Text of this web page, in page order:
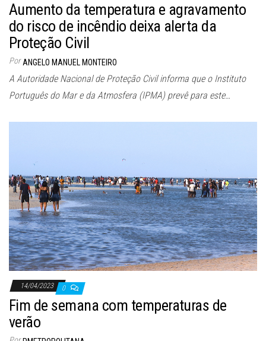
Aumento da temperatura e agravamento
do risco de incêndio deixa alerta da
Proteção Civil
Por ANGELO MANUEL MONTEIRO
A Autoridade Nacional de Proteção Civil informa que o Instituto
Português do Mar e da Atmosfera (IPMA) prevê para este…
14/04/2023 0
Fim de semana com temperaturas de
verão